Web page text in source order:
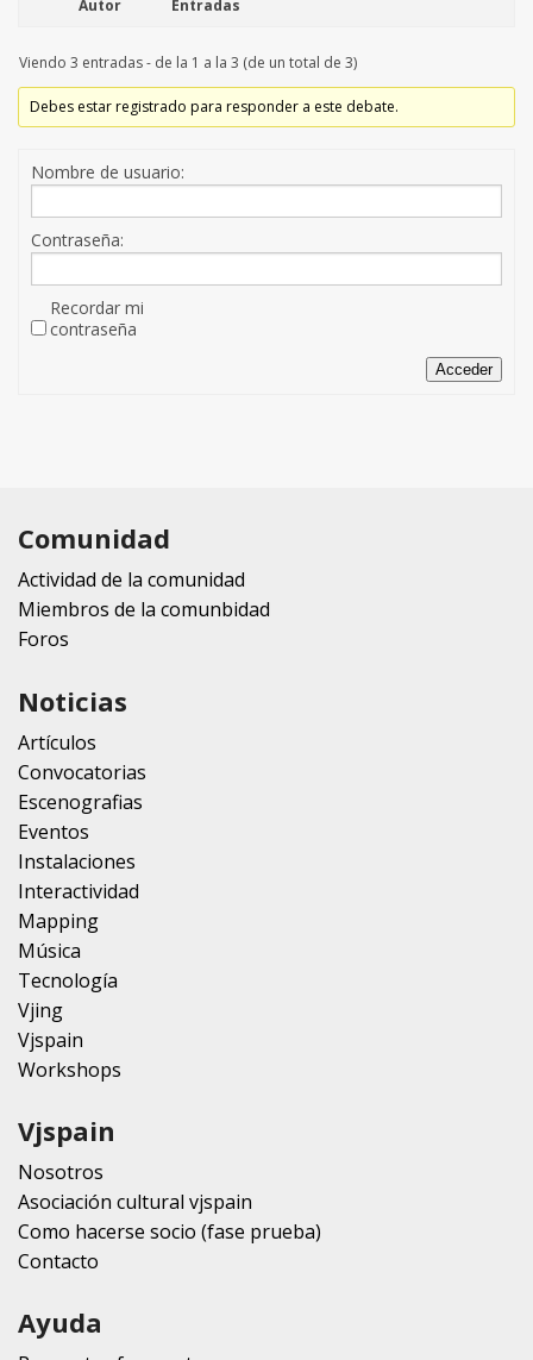
Autor Entradas
Viendo 3 entradas - de la 1 a la 3 (de un total de 3)
Debes estar registrado para responder a este debate.
Nombre de usuario:
Contraseña:
Recordar mi
contraseña
Acceder
Comunidad
Actividad de la comunidad
Miembros de la comunbidad
Foros
Noticias
Artículos
Convocatorias
Escenografias
Eventos
Instalaciones
Interactividad
Mapping
Música
Tecnología
Vjing
Vjspain
Workshops
Vjspain
Nosotros
Asociación cultural vjspain
Como hacerse socio (fase prueba)
Contacto
Ayuda